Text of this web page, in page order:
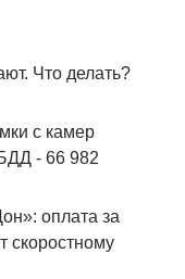
Что делать?
с камер
- 66 982
оплата за
скоростному